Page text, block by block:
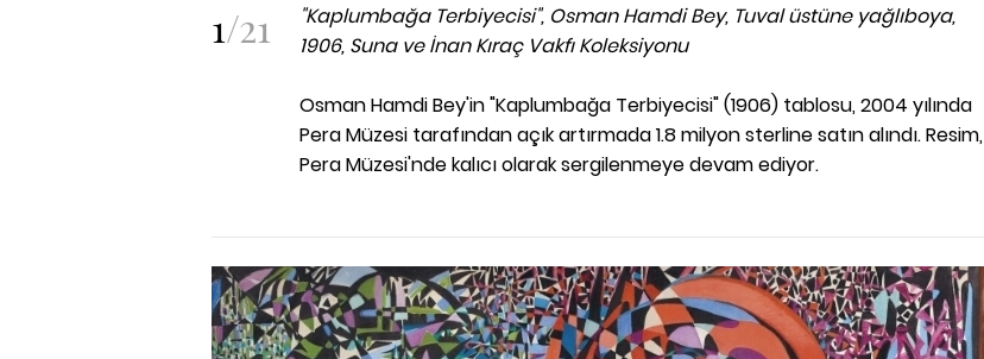
1/21
"Kaplumbağa Terbiyecisi", Osman Hamdi Bey, Tuval üstüne yağlıboya,
1906, Suna ve İnan Kıraç Vakfı Koleksiyonu
Osman Hamdi Bey'in "Kaplumbağa Terbiyecisi" (1906) tablosu, 2004 yılında
Pera Müzesi tarafından açık artırmada 1.8 milyon sterline satın alındı. Resim,
Pera Müzesi'nde kalıcı olarak sergilenmeye devam ediyor.